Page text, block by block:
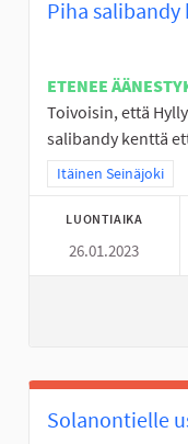
Piha
ETENEE
Toivoisin, että
salibandy kenttä
Rajaa tulokset
Itäinen Seinäjoki
LUONTIAIKA
26.01.2023
Solanontielle